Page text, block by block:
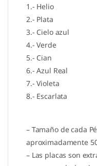
1.- Helio
2.- Plata
3.- Cielo azul
4.- Verde
5.- Cian
6.- Azul Real
7.- Violeta
8.- Escarlata
– Tamaño de cada
aproximadamente
– Las placas son